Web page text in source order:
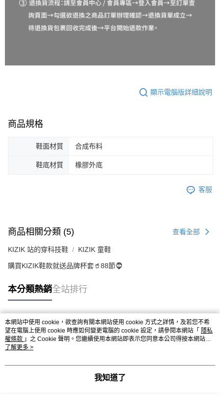
顯示電腦版詳細說明
商品規格
鞋面材質 合成布料
鞋底材質 橡膠外底
客服
商品相關分類 (5) 查看全部
KIZIK 站的穿科技鞋 KIZIK 童鞋
購買KIZIK鞋款就送品牌杯套🥤88節🧔
本分類熱銷全站排行
熱門標籤
本網站中使用 cookie，欲查詢有關本網站使用 cookie 方式之詳情，及若您不希
望在電腦上使用 cookie 時應如何變更電腦的 cookie 設定，請參閱本網站「 隱私
權條款 」之 Cookie 聲明。您繼續使用本網站即表示您同意本公司得按本網站使
用條款之 Cookie 聲明使用 cookie。
了解更多 >
我知道了